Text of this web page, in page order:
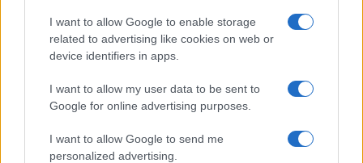
I want to allow Google to enable storage
related to advertising like cookies on web or
device identifiers in apps.
I want to allow my user data to be sent to
Google for online advertising purposes.
I want to allow Google to send me
personalized advertising.
Inviaci le tue segnalazioni,
Su WhatsApp al numero +39
345 356 7512